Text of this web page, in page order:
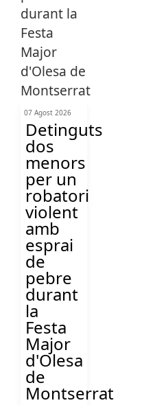
07 Agost 2026
Detinguts
dos
menors
per un
robatori
violent
amb
esprai
de
pebre
durant
la
Festa
Major
d'Olesa
de
Montserrat